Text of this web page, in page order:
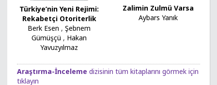
Türkiye’nin Yeni Rejimi:
Rekabetçi Otoriterlik
Berk Esen , Şebnem
Gümüşçü , Hakan
Yavuzyılmaz
Zalimin Zulmü Varsa
Aybars Yanık
Araştırma-İnceleme dizisinin tüm kitaplarını görmek için
tıklayın